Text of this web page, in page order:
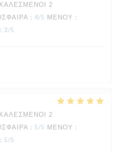
2
: 4/5 ΜΕΝΟΎ :
: 3/5
2
: 5/5 ΜΕΝΟΎ :
: 5/5